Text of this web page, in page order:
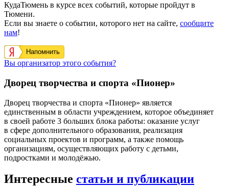
КудаТюмень в курсе всех событий, которые пройдут в
Тюмени.
Если вы знаете о событии, которого нет на сайте, сообщите
нам!
Напомнить
Вы организатор этого события?
Дворец творчества и спорта «Пионер»
Дворец творчества и спорта «Пионер» является
единственным в области учреждением, которое объединяет
в своей работе 3 больших блока работы: оказание услуг
в сфере дополнительного образования, реализация
социальных проектов и программ, а также помощь
организациям, осуществляющих работу с детьми,
подростками и молодёжью.
Интересные статьи и публикации